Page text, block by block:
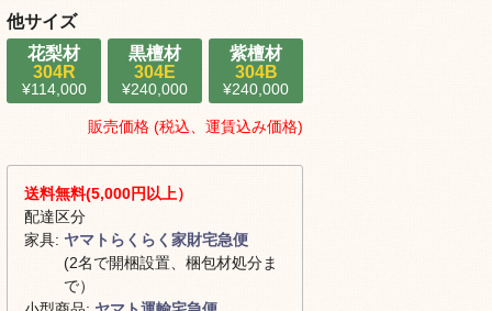
他サイズ
花梨材
304R
¥114,000
黒檀材
304E
¥240,000
紫檀材
304B
¥240,000
販売価格 (税込、運賃込み価格)
送料無料(5,000円以上）
配達区分
家具: ヤマトらくらく家財宅急便
(2名で開梱設置、梱包材処分ま
で）